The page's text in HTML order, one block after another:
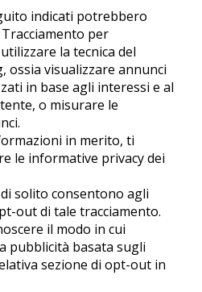
indicati potrebbero
per
la tecnica del
ossia visualizzare annunci
in base agli interessi e al
o misurare le
in merito, ti
le informative privacy dei
solito consentono agli
out di tale tracciamento.
il modo in cui
pubblicità basata sugli
sezione di opt-out in